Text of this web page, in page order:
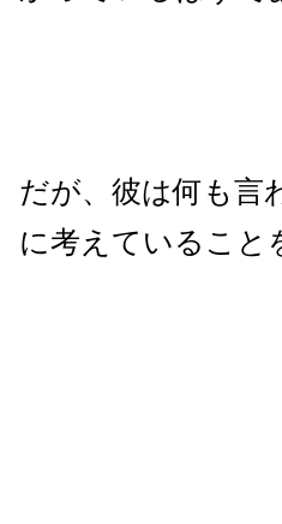
だが、彼は何も言
に考えていること